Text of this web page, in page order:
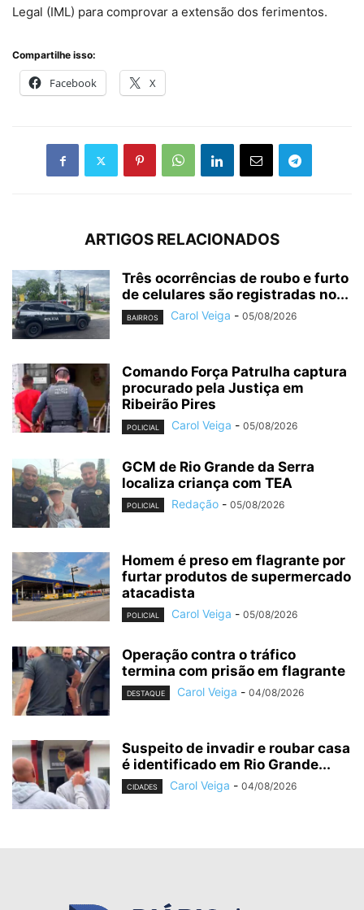
Legal (IML) para comprovar a extensão dos ferimentos.
Compartilhe isso:
Facebook X
ARTIGOS RELACIONADOS
Três ocorrências de roubo e furto
de celulares são registradas no...
BAIRROS Carol Veiga - 05/08/2026
Comando Força Patrulha captura
procurado pela Justiça em
Ribeirão Pires
POLICIAL Carol Veiga - 05/08/2026
GCM de Rio Grande da Serra
localiza criança com TEA
POLICIAL Redação - 05/08/2026
Homem é preso em flagrante por
furtar produtos de supermercado
atacadista
POLICIAL Carol Veiga - 05/08/2026
Operação contra o tráfico
termina com prisão em flagrante
DESTAQUE Carol Veiga - 04/08/2026
Suspeito de invadir e roubar casa
é identificado em Rio Grande...
CIDADES Carol Veiga - 04/08/2026